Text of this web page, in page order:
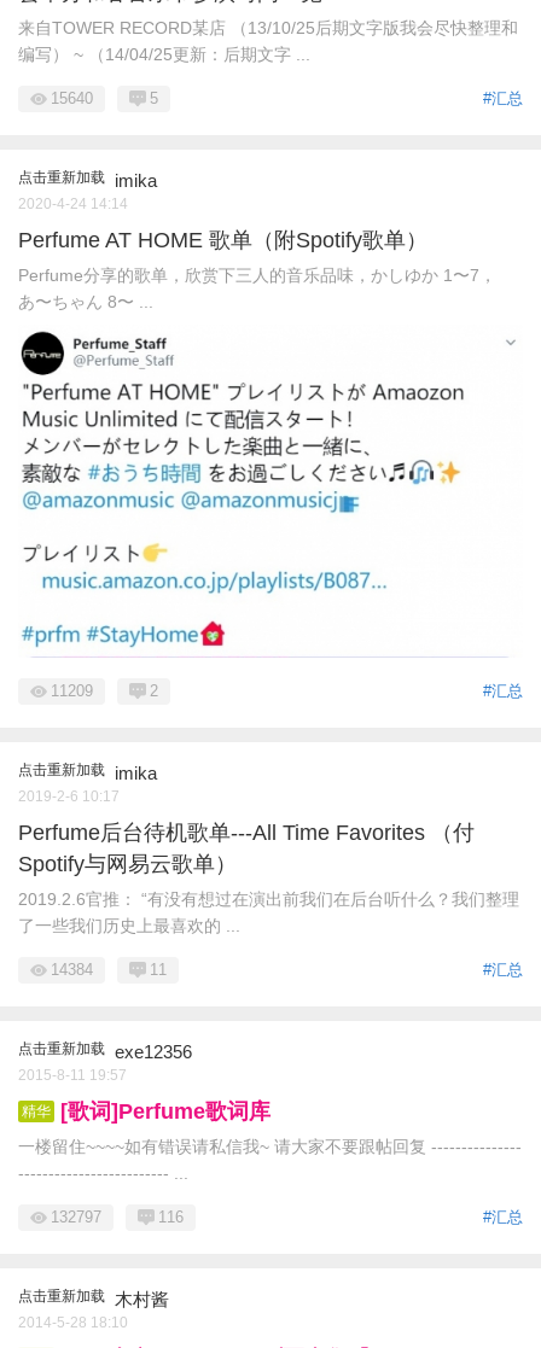
来自TOWER RECORD某店 （13/10/25后期文字版我会尽快整理和
编写） ~ （14/04/25更新：后期文字 ...
#汇总
15640 5
点击重新加载 imika
2020-4-24 14:14
Perfume AT HOME 歌单（附Spotify歌单）
Perfume分享的歌单，欣赏下三人的音乐品味，かしゆか 1〜7，
あ〜ちゃん 8〜 ...
#汇总
11209 2
点击重新加载 imika
2019-2-6 10:17
Perfume后台待机歌单---All Time Favorites （付
Spotify与网易云歌单）
2019.2.6官推： “有没有想过在演出前我们在后台听什么？我们整理
了一些我们历史上最喜欢的 ...
#汇总
14384 11
点击重新加载 exe12356
2015-8-11 19:57
精华 [歌词]Perfume歌词库
一楼留住~~~~如有错误请私信我~ 请大家不要跟帖回复 ---------------
------------------------- ...
#汇总
132797 116
点击重新加载 木村酱
2014-5-28 18:10